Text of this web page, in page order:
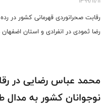
رقابت صحرانوردی قهرمانی کشور در
رضا ثمودی در انفرادی و استان
محمد عباس رضایی در
نوجوانان کشور به